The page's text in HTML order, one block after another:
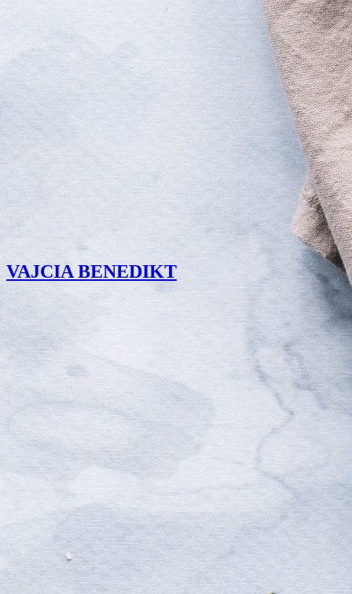
VAJCIA BENEDIKT